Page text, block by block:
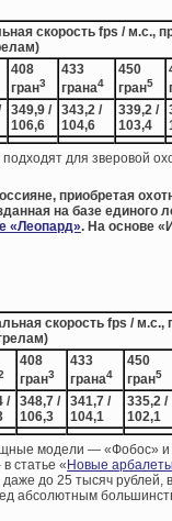
скорость fps / м.с.,
408
гран3
433
грана4
450
гран5
349,9 /
106,6
343,2 /
104,6
339,2 /
103,4
для зверовой
приобретая
на базе
«Леопард». На основе
скорость fps / м.с.,
408
гран3
433
грана4
450
гран5
/
348,7 /
106,3
341,7 /
104,1
335,2 /
102,1
модели — «Фобос» и
статье « Новые
даже до 25 тысяч
абсолютным